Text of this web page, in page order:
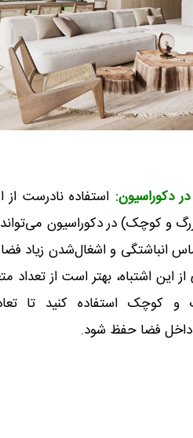
در دکوراسیون: استفاده نادرست از
و کوچک) در دکوراسیون
انباشتگی و اشغال‌شدن زیاد
این اشتباه، بهتر است از تعداد
و کوچک استفاده کنید تا
فضا حفظ شود.